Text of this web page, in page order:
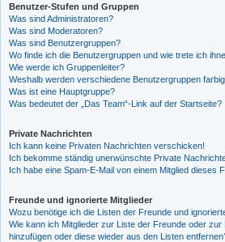
Benutzer-Stufen und Gruppen
Was sind Administratoren?
Was sind Moderatoren?
Was sind Benutzergruppen?
Wo finde ich die Benutzergruppen und wie trete ich
Wie werde ich Gruppenleiter?
Weshalb werden verschiedene Benutzergruppen
Was ist eine Hauptgruppe?
Was bedeutet der „Das Team“-Link auf der Startseite?
Private Nachrichten
Ich kann keine Privaten Nachrichten verschicken!
Ich bekomme ständig unerwünschte Private
Ich habe eine Spam-E-Mail von einem Mitglied dieses
Freunde und ignorierte Mitglieder
Wozu benötige ich die Listen der Freunde und
Wie kann ich Mitglieder zur Liste der Freunde oder zur
hinzufügen oder diese wieder aus den Listen